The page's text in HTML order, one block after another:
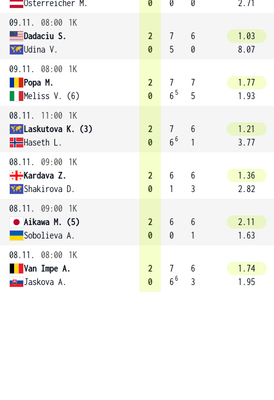
Osterreicher M. 0 0 0
2.71
09.11.
08:00
1K
Dadaciu S.
Udina V.
2
0
7
5
6
0
1.03
8.07
09.11.
08:00
1K
Popa M.
Meliss V. (6)
2
0
7
6 5
7
5
1.77
1.93
08.11.
11:00
1K
Laskutova K. (3)
Haseth L.
2
0
7
66
6
1
1.21
3.77
08.11.
09:00
1K
Kardava Z.
Shakirova D.
2
0
6
1
6
3
1.36
2.82
08.11.
09:00
1K
Aikawa M. (5)
Sobolieva A.
2
0
6
0
6
1
2.11
1.63
08.11.
08:00
1K
Van Impe A.
Jaskova A.
2
0
7
66
6
3
1.74
1.95